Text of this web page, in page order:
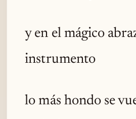
y en el mágico
instrumento
lo más hondo se